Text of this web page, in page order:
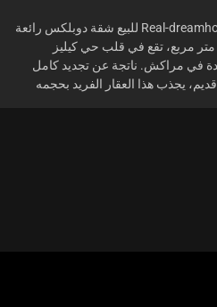
تقدم لك Real-dreamhouse للبيع شقة دوبلكس رائعة
بمساحة 270 متر مربع، تقع في قلب حي كيليز
في مراكش. ناتجة عن تجديد كامل
يجذب هذا العقار الفريد بحجمه